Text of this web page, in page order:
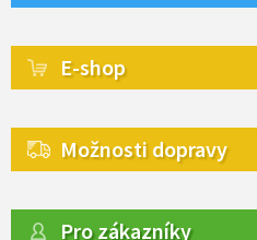
E-shop
Možnosti dopravy
Pro zákazníky